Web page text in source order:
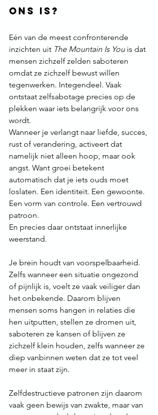
ons is?
Eén van de meest confronterende
inzichten uit The Mountain Is You is dat
mensen zichzelf zelden saboteren
omdat ze zichzelf bewust willen
tegenwerken. Integendeel. Vaak
ontstaat zelfsabotage precies op de
plekken waar iets belangrijk voor ons
wordt.
Wanneer je verlangt naar liefde, succes,
rust of verandering, activeert dat
namelijk niet alleen hoop, maar ook
angst. Want groei betekent
automatisch dat je iets ouds moet
loslaten. Een identiteit. Een gewoonte.
Een vorm van controle. Een vertrouwd
patroon.
En precies daar ontstaat innerlijke
weerstand.
Je brein houdt van voorspelbaarheid.
Zelfs wanneer een situatie ongezond
of pijnlijk is, voelt ze vaak veiliger dan
het onbekende. Daarom blijven
mensen soms hangen in relaties die
hen uitputten, stellen ze dromen uit,
saboteren ze kansen of blijven ze
zichzelf klein houden, zelfs wanneer ze
diep vanbinnen weten dat ze tot veel
meer in staat zijn.
Zelfdestructieve patronen zijn daarom
vaak geen bewijs van zwakte, maar van